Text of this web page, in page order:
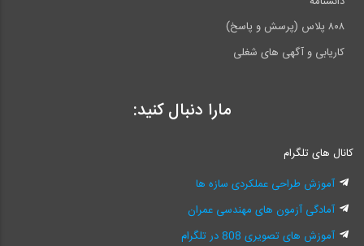
۸۰۸ پلاس (پرسش و پاسخ)
کاریابی و آگهی های شغلی
مارا دنبال کنید:
کانال های تلگرام
آموزش طراحی عملکردی سازه ها
آمادگی آزمون های مهندسی عمران
آموزش های تصویری 808 در تلگرام